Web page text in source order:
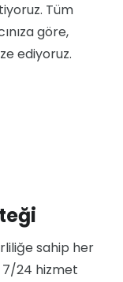
Tüm
göre,
ediyoruz.
sahip her
7/24 hizmet